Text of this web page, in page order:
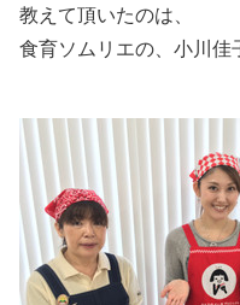
教えて頂いたのは、
食育ソムリエの、小川佳